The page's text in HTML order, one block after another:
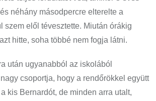
néhány másodpercre elterelte a
szem elől tévesztette. Miután órákig
hitte, soha többé nem fogja látni.
után ugyanabból az iskolából
csoportja, hogy a rendőrökkel együtt
kis Bernardót, de minden arra utalt,